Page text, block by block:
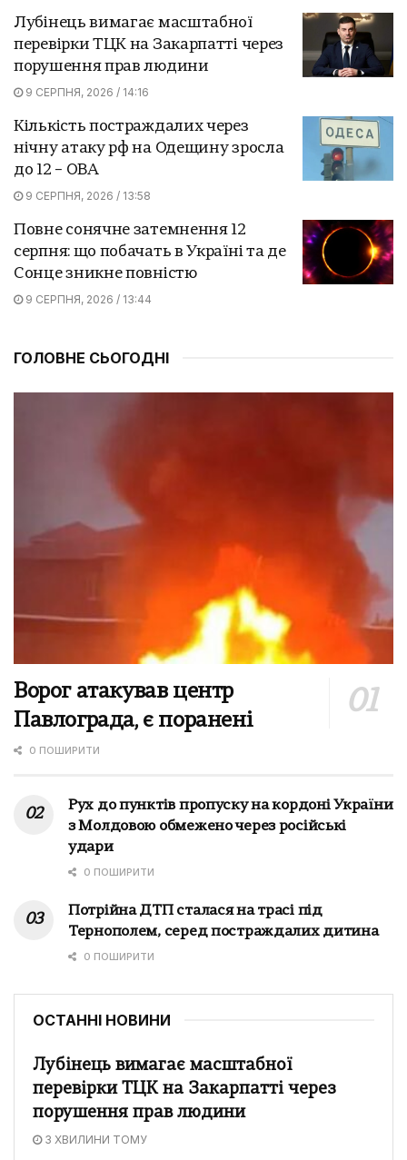
Лубінець вимагає масштабної
перевірки ТЦК на Закарпатті через
порушення прав людини
9 СЕРПНЯ, 2026 / 14:16
Кількість постраждалих через
нічну атаку рф на Одещину зросла
до 12 – ОВА
9 СЕРПНЯ, 2026 / 13:58
Повне сонячне затемнення 12
серпня: що побачать в Україні та де
Сонце зникне повністю
9 СЕРПНЯ, 2026 / 13:44
ГОЛОВНЕ СЬОГОДНІ
Ворог атакував центр
Павлограда, є поранені
0 ПОШИРИТИ
Рух до пунктів пропуску на кордоні України
з Молдовою обмежено через російські
удари
0 ПОШИРИТИ
Потрійна ДТП сталася на трасі під
Тернополем, серед постраждалих дитина
0 ПОШИРИТИ
ОСТАННІ НОВИНИ
Лубінець вимагає масштабної
перевірки ТЦК на Закарпатті через
порушення прав людини
3 ХВИЛИНИ ТОМУ